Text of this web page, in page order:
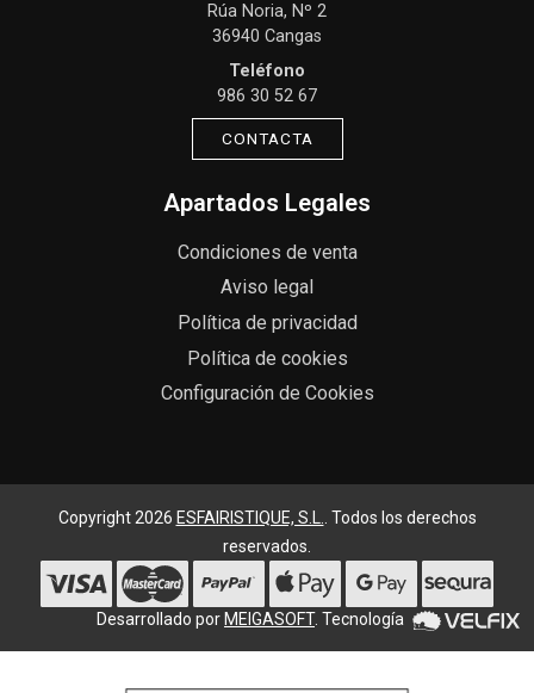
Rúa Noria, Nº 2
36940 Cangas
Teléfono
986 30 52 67
CONTACTA
Apartados Legales
Condiciones de venta
Aviso legal
Política de privacidad
Política de cookies
Configuración de Cookies
Copyright 2026 ESFAIRISTIQUE, S.L.. Todos los derechos
reservados.
Desarrollado por MEIGASOFT. Tecnología